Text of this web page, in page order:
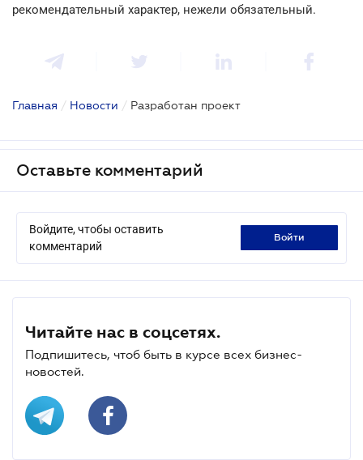
рекомендательный характер, нежели обязательный.
Главная / Новости / Разработан проект
Оставьте комментарий
Войдите, чтобы оставить
комментарий
войти
Читайте нас в соцсетях.
Подпишитесь, чтоб быть в курсе всех бизнес-
новостей.